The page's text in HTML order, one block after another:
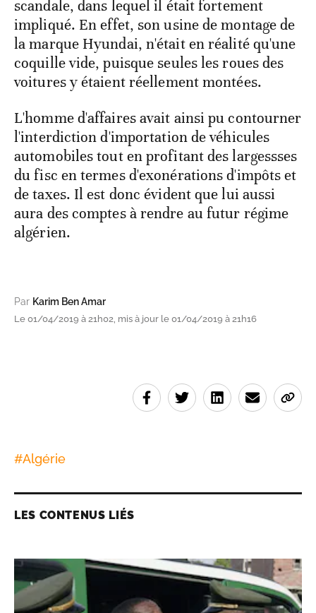
scandale, dans lequel il était fortement
impliqué. En effet, son usine de montage de
la marque Hyundai, n'était en réalité qu'une
coquille vide, puisque seules les roues des
voitures y étaient réellement montées.
L'homme d'affaires avait ainsi pu contourner
l'interdiction d'importation de véhicules
automobiles tout en profitant des largessses
du fisc en termes d'exonérations d'impôts et
de taxes. Il est donc évident que lui aussi
aura des comptes à rendre au futur régime
algérien.
Par Karim Ben Amar
Le 01/04/2019 à 21h02, mis à jour le 01/04/2019 à 21h16
#Algérie
LES CONTENUS LIÉS